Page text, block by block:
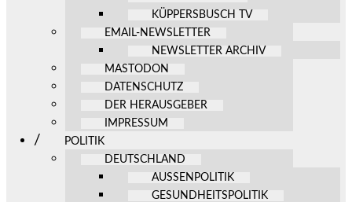
KÜPPERSBUSCH TV
EMAIL-NEWSLETTER
NEWSLETTER ARCHIV
MASTODON
DATENSCHUTZ
DER HERAUSGEBER
IMPRESSUM
POLITIK
DEUTSCHLAND
AUSSENPOLITIK
GESUNDHEITSPOLITIK